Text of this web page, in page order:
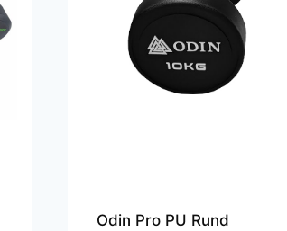
Odin Pro PU Rund